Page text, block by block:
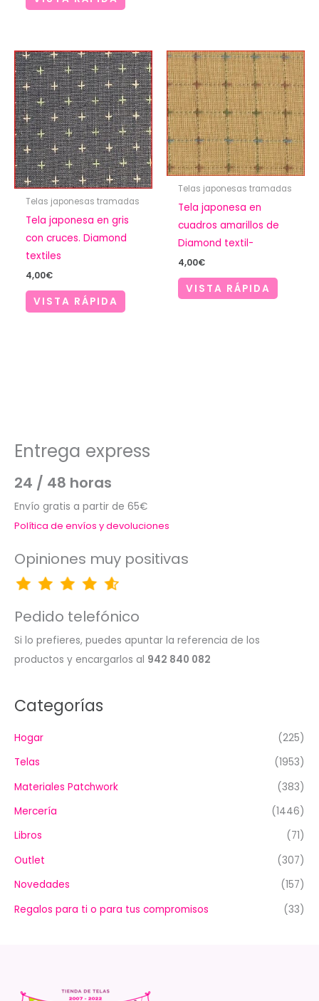
Telas japonesas tramadas
Tela japonesa en gris
con cruces. Diamond
textiles
4,00€
VISTA RÁPIDA
Telas japonesas tramadas
Tela japonesa en
cuadros amarillos de
Diamond textil-
4,00€
VISTA RÁPIDA
Entrega express
24 / 48 horas
Envío gratis a partir de 65€
Política de envíos y devoluciones
Opiniones muy positivas
Pedido telefónico
Si lo prefieres, puedes apuntar la referencia de los
productos y encargarlos al 942 840 082
Categorías
Hogar
(225)
Telas
(1953)
Materiales Patchwork
(383)
Mercería
(1446)
Libros
(71)
Outlet
(307)
Novedades
(157)
Regalos para ti o para tus compromisos
(33)